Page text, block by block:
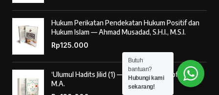
Hukum Perikatan Pendekatan Hukum Positif dan
Hukum Islam — Ahmad Musadad, S.H.I., M.S.I.
Rp125.000
‘Ulumul Hadits Jilid (1) — Dr. Nur Baety Sofyan, Lc.,
M.A.
Butuh
bantuan?
Hubungi kami
sekarang!